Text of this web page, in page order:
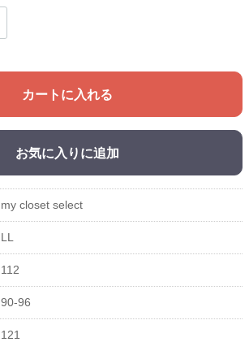
カートに入れる
お気に入りに追加
my closet select
LL
112
90-96
121